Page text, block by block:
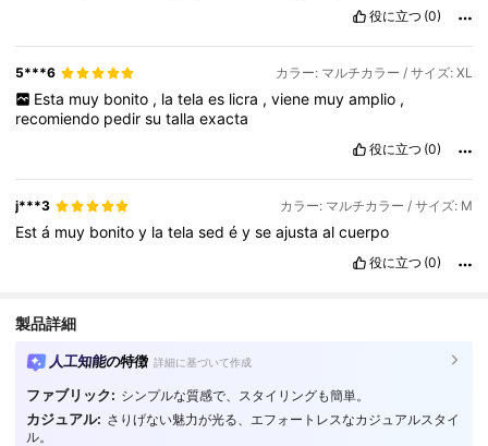
役に立つ (0)
5***6 カラー: マルチカラー / サイズ: XL
Esta muy bonito , la tela es licra , viene muy amplio ,
recomiendo pedirsutallaexacta
役に立つ (0)
j***3 カラー: マルチカラー / サイズ: M
Está muy bonitoy latelasedéyseajustaalcuerpo
役に立つ (0)
製品詳細
人工知能の特徴 詳細に基づいて作成
ファブリック: シンプルな質感で、スタイリングも簡単。
カジュアル: さりげない魅力が光る、エフォートレスなカジュアルスタイ
ル。